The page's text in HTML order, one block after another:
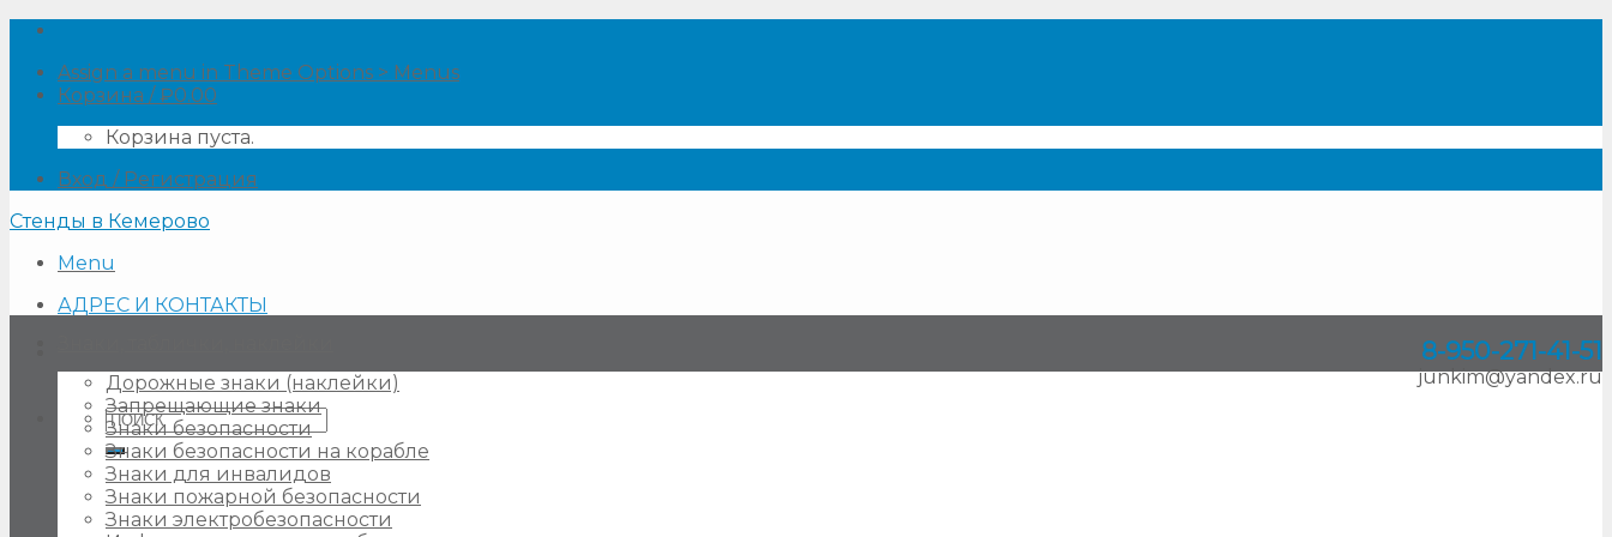
Skip
contentAssign a menu in Theme Options > Menus
Корзина /₽0.00
Корзина пуста.
Вход / Регистрация
Стенды в Кемерово
Menu
АДРЕС И КОНТАКТЫ
8-950-271-41-51
junkim@yandex.ru
Искать:
Дорожные знаки (наклейки)
Запрещающие знаки
Знаки безопасности
Знаки безопасности на корабле
Знаки для инвалидов
Знаки пожарной безопасности
Знаки электробезопасности